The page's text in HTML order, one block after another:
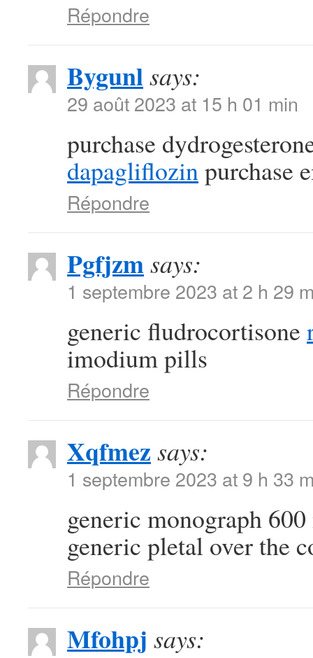
Répondre
Bygunlsays:
29 août 2023 at 15 h 01 min
purchase
dapagliflozinpurchase
Répondre
Pgfjzmsays:
1 septembre 2023 at 2 h 29
generic fludrocortisone
imodium pills
Répondre
Xqfmez says:
1 septembre 2023 at 9 h 33
generic monograph
generic pletal over the
Répondre
Mfohpj says: